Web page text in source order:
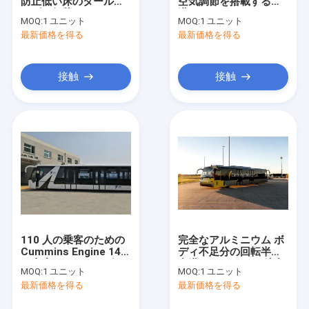
製品
私達について
私達に連絡しなさい
ニュース
エプロン バス
MOQ:1 ユニット
最新価格を得る
接触
Seater バス
MOQ:1 ユニット
最新価格を得る
接触
110 人の乗客のための
Cummins Engine 14
舗装のコーチの傾斜路
バス
MOQ:1 ユニット
最新価格を得る
完全なアルミニウム ボ
ディ不足分の回転半径
機バス
MOQ:1 ユニット
最新価格を得る